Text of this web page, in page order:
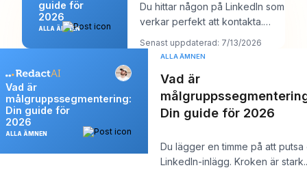
guide för
2026
ALLA ÄMNEN
Du hittar någon på LinkedIn som
verkar perfekt att kontakta.
Kanske är det en rekryterare
på ett för
Senast uppdaterad: 7/13/2026
Vad är
målgruppssegmentering:
Din guide för
2026
ALLA ÄMNEN
ALLA ÄMNEN
Vad är
Din guide för 2026
Du lägger en timme på att putsa
LinkedIn-inlägg. Kroken är stark.